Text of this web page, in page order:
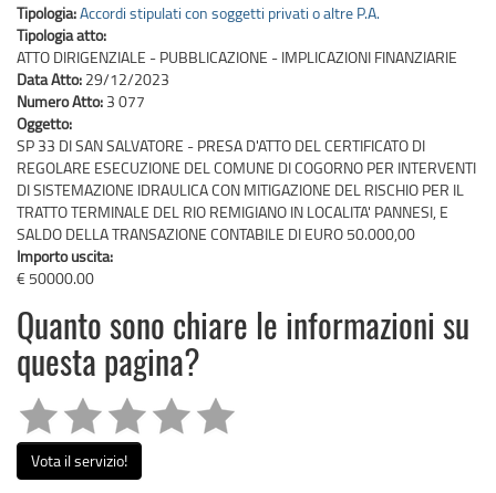
Tipologia:Accordi stipulati con soggetti privati o altre P.A.
Tipologia atto:
ATTO DIRIGENZIALE - PUBBLICAZIONE - IMPLICAZIONI FINANZIARIE
Data Atto: 29/12/2023
Numero Atto: 3 077
Oggetto:
SP 33 DI SAN SALVATORE - PRESA D'ATTO DEL CERTIFICATO DI
REGOLARE ESECUZIONE DEL COMUNE DI COGORNO PER INTERVENTI
DI SISTEMAZIONE IDRAULICA CON MITIGAZIONE DEL RISCHIO PER IL
TRATTO TERMINALE DEL RIO REMIGIANO IN LOCALITA' PANNESI, E
SALDO DELLA TRANSAZIONE CONTABILE DI EURO 50.000,00
Importo uscita:
€ 50000.00
Quanto sono chiare le informazioni su
questa pagina?
Vota il servizio!